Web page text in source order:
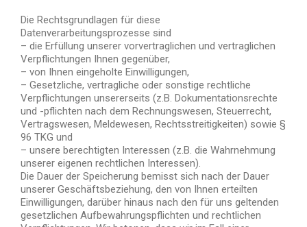
Die Rechtsgrundlagen für diese
Datenverarbeitungsprozesse sind
– die Erfüllung unserer vorvertraglichen und vertraglichen
Verpflichtungen Ihnen gegenüber,
– von Ihnen eingeholte Einwilligungen,
– Gesetzliche, vertragliche oder sonstige rechtliche
Verpflichtungen unsererseits (z.B. Dokumentationsrechte
und -pflichten nach dem Rechnungswesen, Steuerrecht,
Vertragswesen, Meldewesen, Rechtsstreitigkeiten) sowie §
96 TKG und
– unsere berechtigten Interessen (z.B. die Wahrnehmung
unserer eigenen rechtlichen Interessen).
Die Dauer der Speicherung bemisst sich nach der Dauer
unserer Geschäftsbeziehung, den von Ihnen erteilten
Einwilligungen, darüber hinaus nach den für uns geltenden
gesetzlichen Aufbewahrungspflichten und rechtlichen